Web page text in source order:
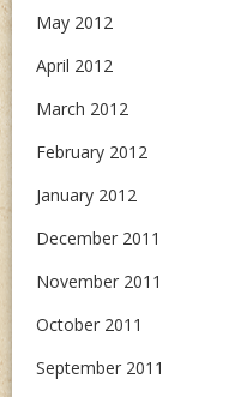
May 2012
April 2012
March 2012
February 2012
January 2012
December 2011
November 2011
October 2011
September 2011